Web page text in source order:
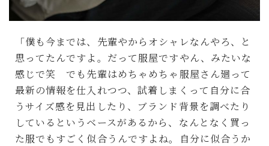
「僕も今までは、先輩やからオシャレなんやろ、と
思ってたんですよ。だって服屋ですやん、みたいな
感じで笑 でも先輩はめちゃめちゃ服屋さん廻って
最新の情報を仕入れつつ、試着しまくって自分に合
うサイズ感を見出したり、ブランド背景を調べたり
しているというベースがあるから、なんとなく買っ
た服でもすごく似合うんですよね。自分に似合うか